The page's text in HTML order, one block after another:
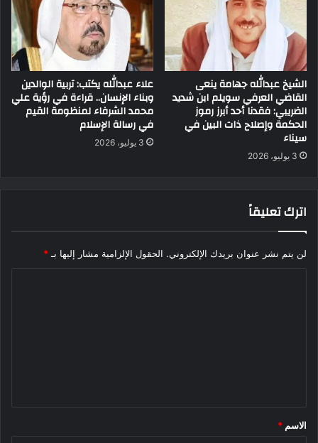
الشيخ عبدالله جهامة ينعى
القاضي العرفي سويلم ابن شديد
الضريبي: فقدنا أحد أبرز رموز
الحكمة وإصلاح ذات البين في
سيناء
3 يوليو، 2026
علاء عبدالله يكتب: تربية الوالدين
وبناء الإنسان.. قراءة في رؤية علي
محمد الشرفاء لمنظومة القيم
في رسالة الإسلام
3 يوليو، 2026
اترك تعليقاً
لن يتم نشر عنوان بريدك الإلكتروني. الحقول الإلزامية مشار إليها بـ *
*
الاسم *